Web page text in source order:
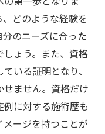
どのような経験を
のニーズに合った
ょう。また、資格
いる証明となり、
ません。資格だけ
に対する施術歴も
ージを持つことが